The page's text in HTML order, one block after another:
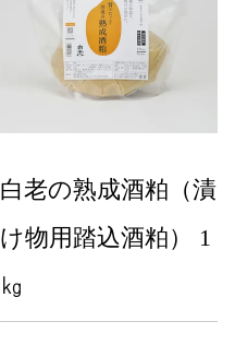
白老の熟成酒粕（漬
け物用踏込酒粕） 1
㎏